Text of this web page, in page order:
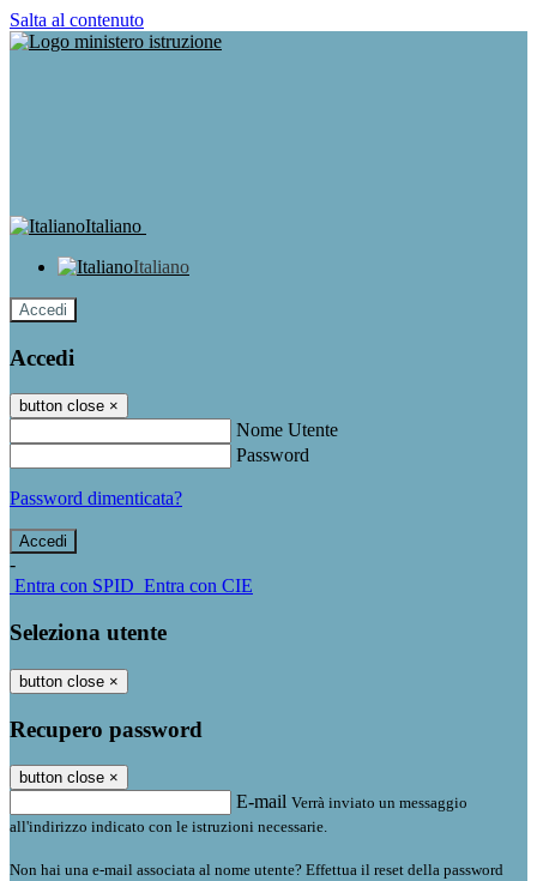
Salta al contenuto
Italiano
Italiano
Accedi
Accedi
button close ×
Nome Utente
Password
Password dimenticata?
-
Entra con SPID Entra con CIE
Seleziona utente
button close ×
Recupero password
button close ×
E-mail Verrà inviato un messaggio
all'indirizzo indicato con le istruzioni necessarie.
Non hai una e-mail associata al nome utente? Effettua il reset della password